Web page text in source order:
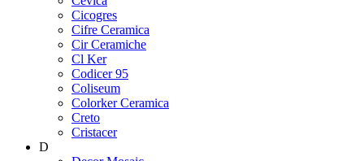
Cicogres
Cifre Ceramica
Cir Ceramiche
Cl Ker
Codicer 95
Coliseum
Colorker Ceramica
Creto
Cristacer
D